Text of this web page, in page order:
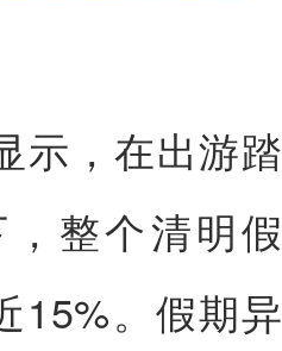
示，在出游踏
整个清明假
15%。假期异